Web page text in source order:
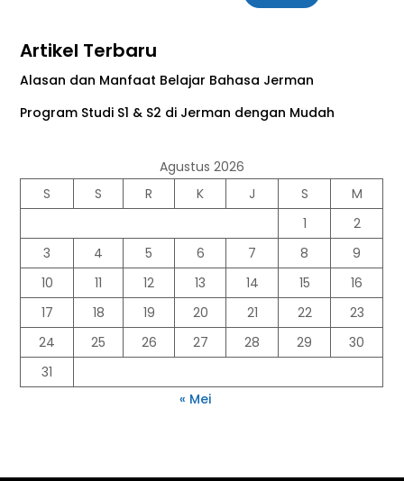
Artikel Terbaru
Alasan dan Manfaat Belajar Bahasa Jerman
Program Studi S1 & S2 di Jerman dengan Mudah
Agustus 2026
S
S R K J S
M
1
2
3
4 5 6 7 8
9
10
11 12 13 14 15
16
17
18 19 20 21 22
23
24
25 26 27 28 29
30
31
« Mei